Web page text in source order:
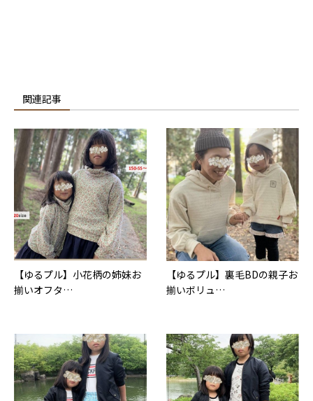
関連記事
【ゆるプル】小花柄の姉妹お
揃いオフタ…
【ゆるプル】裏毛BDの親子お
揃いボリュ…